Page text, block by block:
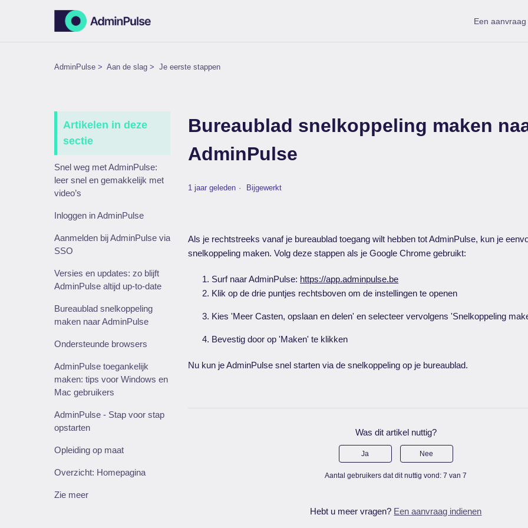
Een
AdminPulse Aan de slag Je eerste stappen
Artikelen in deze
sectie
Snel weg met AdminPulse:
leer snel en gemakkelijk met
video’s
Inloggen in AdminPulse
Aanmelden bij AdminPulse via
SSO
Versies en updates: zo blijft
AdminPulse altijd up-to-date
Bureaublad snelkoppeling
maken naar AdminPulse
Ondersteunde browsers
AdminPulse toegankelijk
maken: tips voor Windows en
Mac gebruikers
AdminPulse - Stap voor stap
opstarten
Opleiding op maat
Overzicht: Homepagina
Zie meer
Bureaublad snelkoppeling maken
AdminPulse
1 jaar geleden Bijgewerkt
Als je rechtstreeks vanaf je bureaublad toegang wilt hebben tot AdminPulse, kun je
snelkoppeling maken. Volg deze stappen als je Google Chrome gebruikt:
Surf naar AdminPulse: https://app.adminpulse.be
Klik op de drie puntjes rechtsboven om de instellingen te openen
Kies 'Meer Casten, opslaan en delen' en selecteer vervolgens 'Snelkoppeling
Bevestig door op 'Maken' te klikken
Nu kun je AdminPulse snel starten via de snelkoppeling op je bureaublad.
Was dit artikel nuttig?
Ja Nee
Aantal gebruikers dat dit nuttig vond: 7 van 7
Hebt u meer vragen? Een aanvraag indienen